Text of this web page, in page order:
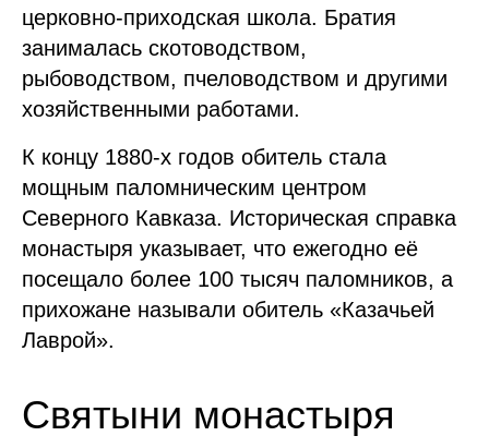
церковно-приходская школа. Братия
занималась скотоводством,
рыбоводством, пчеловодством и другими
хозяйственными работами.
К концу 1880-х годов обитель стала
мощным паломническим центром
Северного Кавказа. Историческая справка
монастыря указывает, что ежегодно её
посещало более 100 тысяч паломников, а
прихожане называли обитель «Казачьей
Лаврой».
Святыни монастыря